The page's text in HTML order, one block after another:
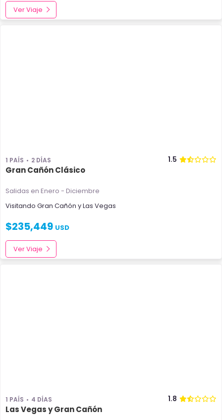
Ver Viaje
1 PAÍS 2 DÍAS 1.5
Gran Cañón Clásico
Salidas en Enero - Diciembre
Visitando Gran Cañón yLas Vegas
$235,449 USD
Ver Viaje
1 PAÍS 4 DÍAS 1.8
Las Vegas y Gran Cañón